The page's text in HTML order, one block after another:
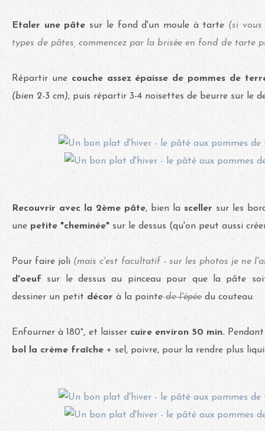
Etaler une pâte sur le fond d'un moule à tarte (si vous
types de pâtes, commencez par la brisée en fond de tarte
Répartir unecouche assez épaisse de pommes de
(bien 2-3 cm), puis répartir 3-4 noisettes de beurre sur le
Recouvrir avec la 2ème pâte, bien la sceller sur les
une petite "cheminée" sur le dessus (qu'on peut aussi
Pour faire joli (mais c'est facultatif - sur les photos je ne
d'oeuf sur le dessus au pinceau pour que la pâte
dessiner un petit décor à la pointe de l'épée du couteau.
Enfourner à 180°, et laisser cuire environ 50 min.
bol la crème fraîche + sel, poivre, pour la rendre plus